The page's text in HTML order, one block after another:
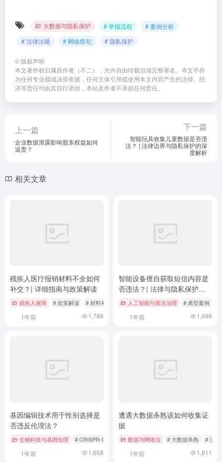
大数据与隐私保护 # 举报流程
# 案例分析
# 法律法规
# 网络祭祀 # 隐私保护
© 版权声明
本文著作权归属原作者（不二），允许自由转载但须完整署名。本文不作
为任何专业领域决策依据，任何主体引用或使用本文内容产生的法律、经
济等责任均由其自行承担，本站及作者不承担任何责任。
上一篇
企业数据泄露影响股东权益如何
追责？
下一篇
智能玩具收集儿童数据是否违
法？ | 法律边界与隐私保护的深
度解析
相关文章
残疾人医疗报销材料不全如何
补交？| 详细指南与政策解读
残疾人保障 # 政策解读 # 材料补交 # 案例分析
1年前 1,788
智能设备擅自获取短信内容是
否违法？| 法律与隐私保护的
深度探讨
人工智能与算法治理 # 典型案例
1年前 1,696
基因编辑技术用于性别选择是
否违反伦理法？
生物科技与基因伦理 # CRISPR-Cas9 # 伦理法 # 基因编辑技术
1年前 1,658
遭遇大数据杀熟该如何收集证
据
数据与网络法 # 大数据杀熟 # 法律
1年前 1,811